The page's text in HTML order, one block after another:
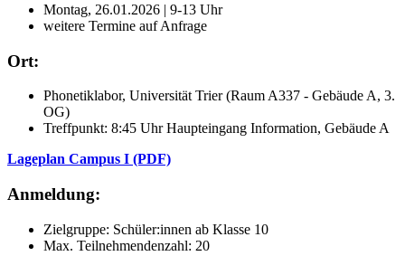
Montag, 26.01.2026 | 9-13 Uhr
weitere Termine auf Anfrage
Ort:
Phonetiklabor, Universität Trier (Raum A337 - Gebäude A, 3.
OG)
Treffpunkt: 8:45 Uhr Haupteingang Information, Gebäude A
Lageplan Campus I (PDF)
Anmeldung:
Zielgruppe: Schüler:innen ab Klasse 10
Max. Teilnehmendenzahl: 20